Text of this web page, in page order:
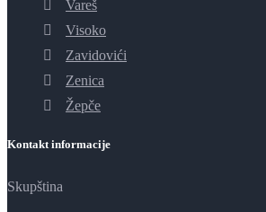
Vareš
Visoko
Zavidovići
Zenica
Žepče
Kontakt informacije
Skupština